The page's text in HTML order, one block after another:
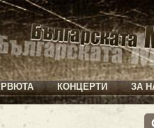
КОНЦЕРТИ ЗА